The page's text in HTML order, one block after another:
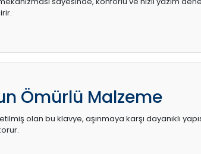
Ömürlü Malzeme
olan bu klavye, aşınmaya karşı dayanıklı